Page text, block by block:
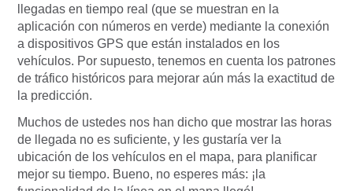
llegadas en tiempo real (que se muestran en la
aplicación con números en verde) mediante la conexión
a dispositivos GPS que están instalados en los
vehículos. Por supuesto, tenemos en cuenta los patrones
de tráfico históricos para mejorar aún más la exactitud de
la predicción.
Muchos de ustedes nos han dicho que mostrar las horas
de llegada no es suficiente, y les gustaría ver la
ubicación de los vehículos en el mapa, para planificar
mejor su tiempo. Bueno, no esperes más: ¡la